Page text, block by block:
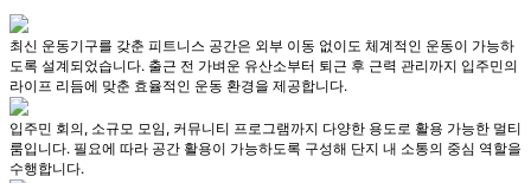
최신 운동기구를 갖춘 피트니스 공간은 외부 이동 없이도 체계적인 운동이 가능하
도록 설계되었습니다. 출근 전 가벼운 유산소부터 퇴근 후 근력 관리까지 입주민의
라이프 리듬에 맞춘 효율적인 운동 환경을 제공합니다.
입주민 회의, 소규모 모임, 커뮤니티 프로그램까지 다양한 용도로 활용 가능한 멀티
룸입니다. 필요에 따라 공간 활용이 가능하도록 구성해 단지 내 소통의 중심 역할을
수행합니다.